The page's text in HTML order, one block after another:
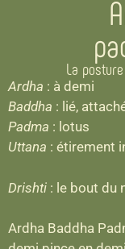
La
Ardha : à demi
Baddha : lié,
Padma : lotus
Uttana : étirement
Drishti : le bout du
Ardha Baddha